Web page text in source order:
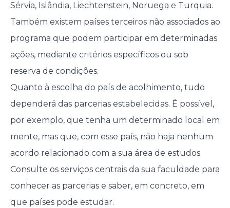
Sérvia, Islândia, Liechtenstein, Noruega e Turquia.
Também existem países terceiros não associados ao
programa que podem participar em determinadas
ações, mediante critérios específicos ou sob
reserva de condições.
Quanto à escolha do país de acolhimento, tudo
dependerá das parcerias estabelecidas. É possível,
por exemplo, que tenha um determinado local em
mente, mas que, com esse país, não haja nenhum
acordo relacionado com a sua área de estudos.
Consulte os serviços centrais da sua faculdade para
conhecer as parcerias e saber, em concreto, em
que países pode estudar.